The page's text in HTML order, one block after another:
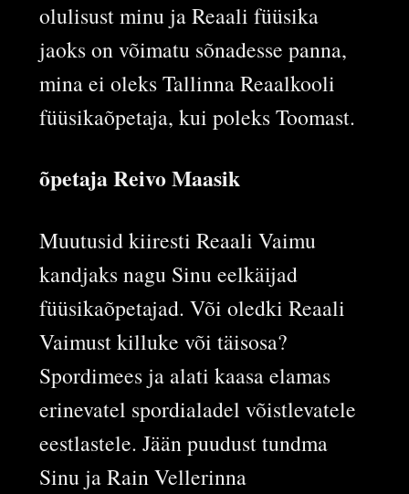
olulisust minu ja Reaali füüsika
jaoks on võimatu sõnadesse panna,
mina ei oleks Tallinna Reaalkooli
füüsikaõpetaja, kui poleks Toomast.
õpetaja Reivo Maasik
Muutusid kiiresti Reaali Vaimu
kandjaks nagu Sinu eelkäijad
füüsikaõpetajad. Või oledki Reaali
Vaimust killuke või täisosa?
Spordimees ja alati kaasa elamas
erinevatel spordialadel võistlevatele
eestlastele. Jään puudust tundma
Sinu ja Rain Vellerinna